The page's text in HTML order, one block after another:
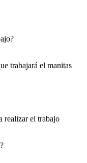
trabajará el manitas
realizar el trabajo